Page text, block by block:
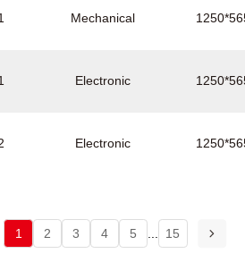
Mechanical
Electronic
Electronic
1 2 3 4 5 15